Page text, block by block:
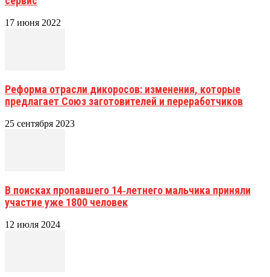
17 июня 2022
Реформа отрасли дикоросов: изменения, которые
предлагает Союз заготовителей и переработчиков
25 сентября 2023
В поисках пропавшего 14‑летнего мальчика приняли
участие уже 1800 человек
12 июля 2024